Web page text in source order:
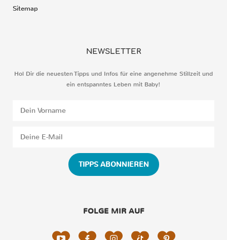
Sitemap
NEWSLETTER
Hol Dir die neuesten Tipps und Infos für eine angenehme Stillzeit und
ein entspanntes Leben mit Baby!
TIPPS ABONNIEREN
FOLGE MIR AUF